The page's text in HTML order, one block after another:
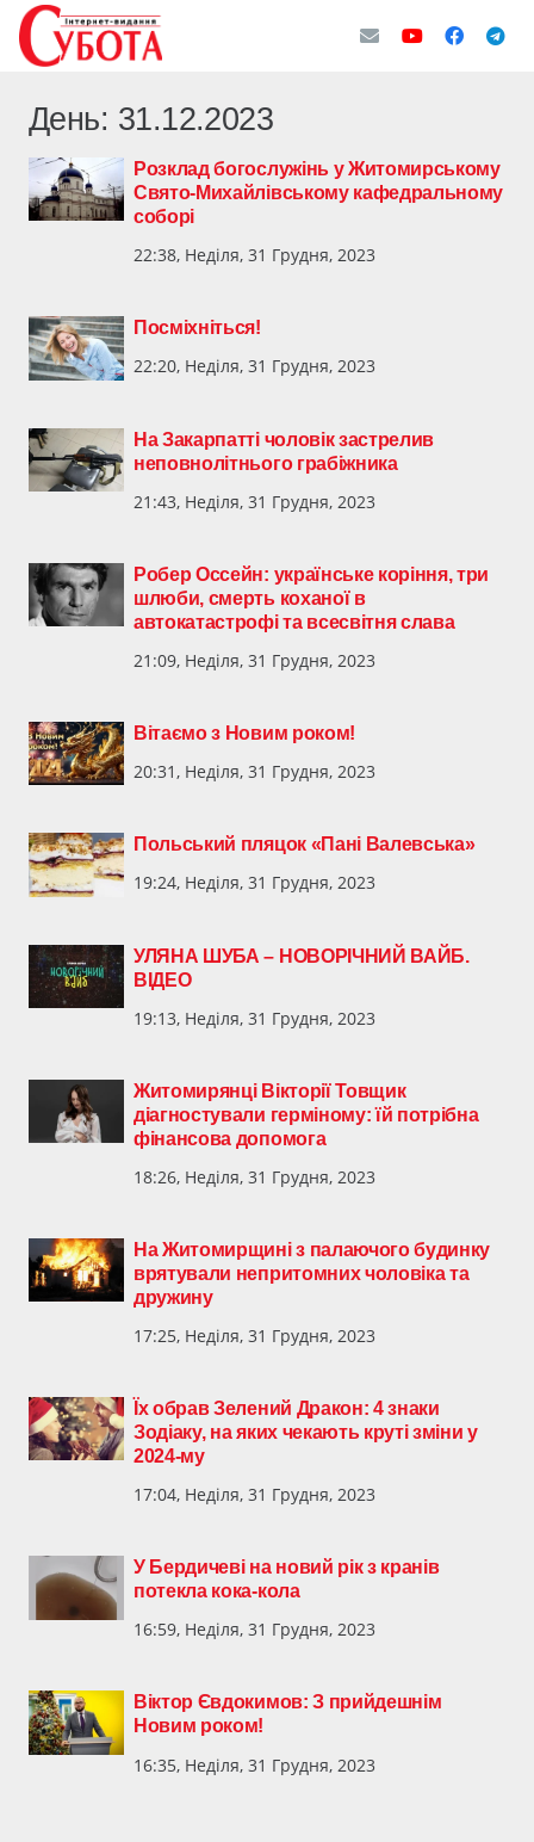
День: 31.12.2023
Розклад богослужінь у Житомирському
Свято-Михайлівському кафедральному
соборі
22:38, Неділя, 31 Грудня, 2023
Посміхніться!
22:20, Неділя, 31 Грудня, 2023
На Закарпатті чоловік застрелив
неповнолітнього грабіжника
21:43, Неділя, 31 Грудня, 2023
Робер Оссейн: українське коріння, три
шлюби, смерть коханої в
автокатастрофі та всесвітня слава
21:09, Неділя, 31 Грудня, 2023
Вітаємо з Новим роком!
20:31, Неділя, 31 Грудня, 2023
Польський пляцок «Пані Валевська»
19:24, Неділя, 31 Грудня, 2023
УЛЯНА ШУБА – НОВОРІЧНИЙ ВАЙБ.
ВІДЕО
19:13, Неділя, 31 Грудня, 2023
Житомирянці Вікторії Товщик
діагностували герміному: їй потрібна
фінансова допомога
18:26, Неділя, 31 Грудня, 2023
На Житомирщині з палаючого будинку
врятували непритомних чоловіка та
дружину
17:25, Неділя, 31 Грудня, 2023
Їх обрав Зелений Дракон: 4 знаки
Зодіаку, на яких чекають круті зміни у
2024-му
17:04, Неділя, 31 Грудня, 2023
У Бердичеві на новий рік з кранів
потекла кока-кола
16:59, Неділя, 31 Грудня, 2023
Віктор Євдокимов: З прийдешнім
Новим роком!
16:35, Неділя, 31 Грудня, 2023